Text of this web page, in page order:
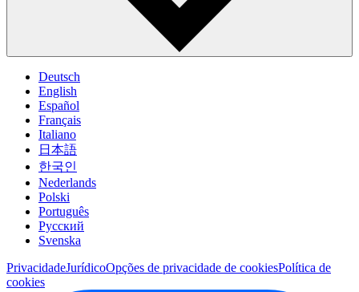
Deutsch
English
Español
Français
Italiano
日本語
한국인
Nederlands
Polski
Português
Pусский
Svenska
PrivacidadeJurídicoOpções de privacidade de cookiesPolítica de
cookies